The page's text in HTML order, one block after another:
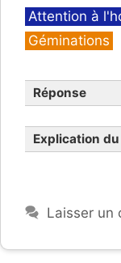
Catégories
Attention à
Géminations
Réponse
Explication du
Laisser un